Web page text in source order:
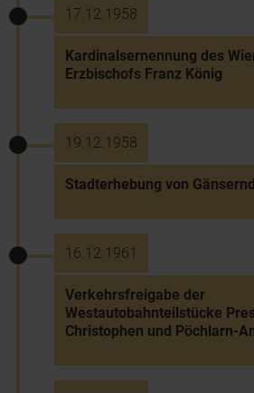
17.12.1958
Kardinalsernennung des
Erzbischofs Franz König
19.12.1958
Stadterhebung von
16.12.1961
Verkehrsfreigabe der
Westautobahnteilstücke
Christophen und Pöchlarn-